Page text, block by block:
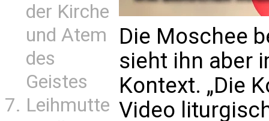
der Kirche
und Atem
des
Geistes
Leihmutte
Die Moschee
sieht ihn aber
Kontext. „Die
Video